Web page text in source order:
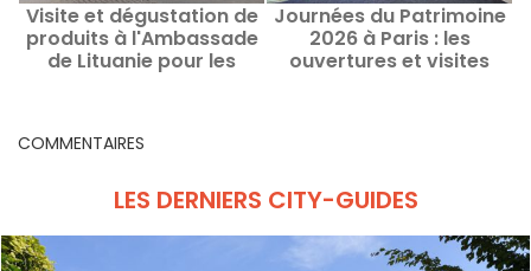
Visite et dégustation de
produits à l'Ambassade
de Lituanie pour les
Journées du Patrimoine
2026 à Paris : les
ouvertures et visites
COMMENTAIRES
LES DERNIERS CITY-GUIDES